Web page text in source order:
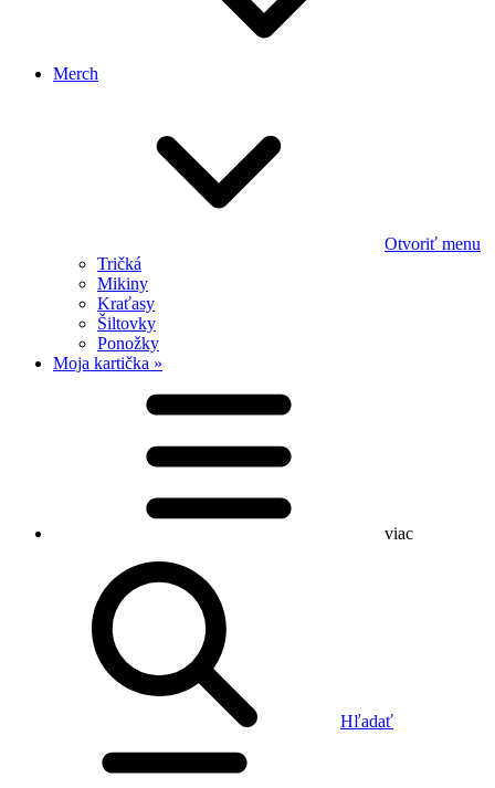
Merch
Otvoriť menu
Tričká
Mikiny
Kraťasy
Šiltovky
Ponožky
Moja kartička »
viac
Hľadať